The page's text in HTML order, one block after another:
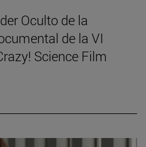
Oculto de la
de la VI
Science Film